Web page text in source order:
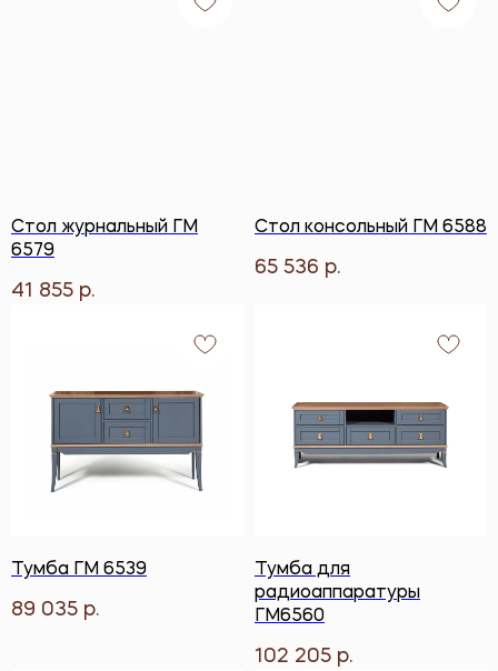
Стол журнальный ГМ
6579
41 855 р.
Стол консольный ГМ 6588
65 536 р.
Тумба ГМ 6539
89 035 р.
Тумба для
радиоаппаратуры
ГМ6560
102 205 р.